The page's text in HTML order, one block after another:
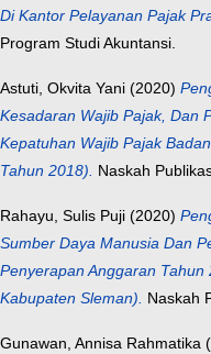
Di Kantor Pelayanan Pajak
Program Studi Akuntansi.
Astuti, Okvita Yani (2020)
Kesadaran Wajib Pajak, Dan
Kepatuhan Wajib Pajak
Tahun 2018). Naskah
Rahayu, Sulis Puji (2020)
Sumber Daya Manusia Dan
Penyerapan Anggaran
Kabupaten Sleman). Naskah
Gunawan, Annisa Rahmatika